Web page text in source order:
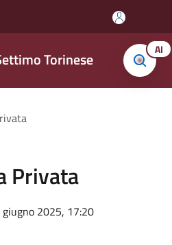
Torinese AI
Privata
giugno 2025, 17:20